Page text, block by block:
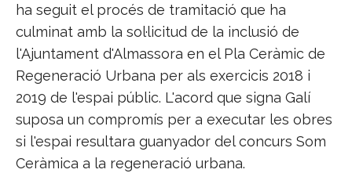
ha seguit el procés de tramitació que ha
culminat amb la sol·licitud de la inclusió de
l'Ajuntament d'Almassora en el Pla Ceràmic de
Regeneració Urbana per als exercicis 2018 i
2019 de l'espai públic. L'acord que signa Galí
suposa un compromís per a executar les obres
si l'espai resultara guanyador del concurs Som
Ceràmica a la regeneració urbana.